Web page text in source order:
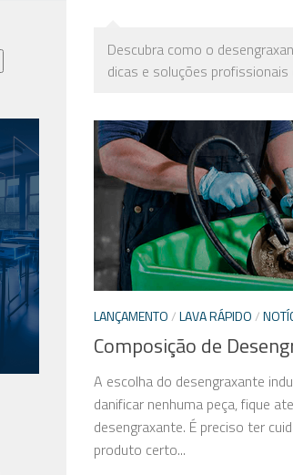
Descubra como o
dicas e soluções
LANÇAMENTO/LAVA RÁPIDO/
Composição de
A escolha do desengraxante
danificar nenhuma peça, fique
desengraxante. É preciso ter
produto certo...